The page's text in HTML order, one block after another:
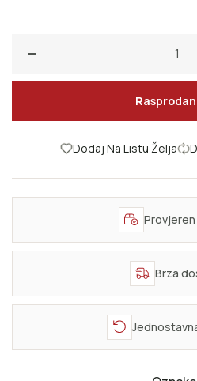
Smanji količinu za Frenk Lojd
Dodaj Na Listu Želja
Brza